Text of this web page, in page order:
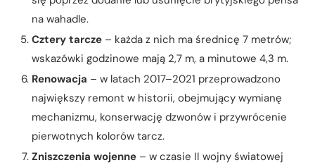
na wahadle.
Cztery tarcze – każda z nich ma średnicę 7 metrów;
wskazówki godzinowe mają 2,7 m, a minutowe 4,3 m.
Renowacja – w latach 2017–2021 przeprowadzono
największy remont w historii, obejmujący wymianę
mechanizmu, konserwację dzwonów i przywrócenie
pierwotnych kolorów tarcz.
Zniszczenia wojenne – w czasie II wojny światowej